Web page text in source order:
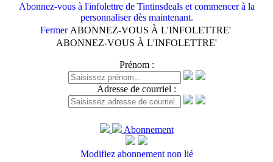
Abonnez-vous à l'infolettre de Tintinsdeals et commencer à la
personnaliser dès maintenant.
Fermer ABONNEZ-VOUS À L'INFOLETTRE'
ABONNEZ-VOUS À L'INFOLETTRE'
Prénom :
Adresse de courriel :
Abonnement
Modifiez abonnement non lié